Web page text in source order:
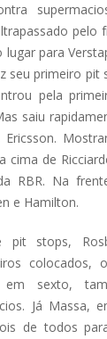
pelo
para
seu primeiro pit
pela
saiu
cima de
RBR. Na
e Hamilton.
pit stops,
colocados,
em sexto,
Já Massa,
de todos